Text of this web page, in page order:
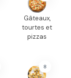
Gâteaux,
tourtes et
pizzas
8